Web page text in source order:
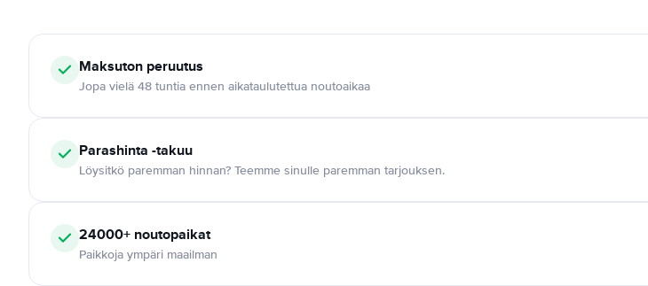
Maksuton peruutus
Jopa vielä 48 tuntia ennen aikataulutettua noutoaikaa
Parashinta -takuu
Löysitkö paremman hinnan? Teemme sinulle paremman tarjouksen.
24000+ noutopaikat
Paikkoja ympäri maailman